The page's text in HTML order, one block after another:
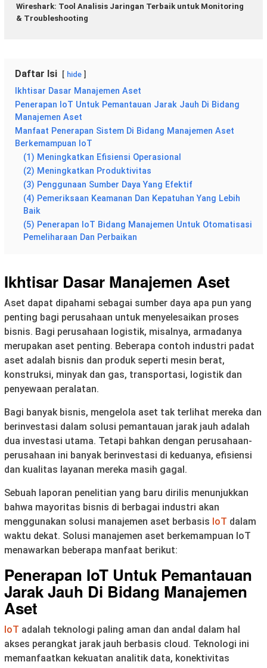
Wireshark: Tool Analisis Jaringan Terbaik untuk Monitoring
& Troubleshooting
Daftar Isi hide
Ikhtisar Dasar Manajemen Aset
Penerapan IoT Untuk Pemantauan Jarak Jauh Di Bidang
Manajemen Aset
Manfaat Penerapan Sistem Di Bidang Manajemen Aset
Berkemampuan IoT
(1) Meningkatkan Efisiensi Operasional
(2) Meningkatkan Produktivitas
(3) Penggunaan Sumber Daya Yang Efektif
(4) Pemeriksaan Keamanan Dan Kepatuhan Yang Lebih
Baik
(5) Penerapan IoT Bidang Manajemen Untuk Otomatisasi
Pemeliharaan Dan Perbaikan
Ikhtisar Dasar Manajemen Aset
Aset dapat dipahami sebagai sumber daya apa pun yang
penting bagi perusahaan untuk menyelesaikan proses
bisnis. Bagi perusahaan logistik, misalnya, armadanya
merupakan aset penting. Beberapa contoh industri padat
aset adalah bisnis dan produk seperti mesin berat,
konstruksi, minyak dan gas, transportasi, logistik dan
penyewaan peralatan.
Bagi banyak bisnis, mengelola aset tak terlihat mereka dan
berinvestasi dalam solusi pemantauan jarak jauh adalah
dua investasi utama. Tetapi bahkan dengan perusahaan-
perusahaan ini banyak berinvestasi di keduanya, efisiensi
dan kualitas layanan mereka masih gagal.
Sebuah laporan penelitian yang baru dirilis menunjukkan
bahwa mayoritas bisnis di berbagai industri akan
menggunakan solusi manajemen aset berbasis IoT dalam
waktu dekat. Solusi manajemen aset berkemampuan IoT
menawarkan beberapa manfaat berikut:
Penerapan IoT Untuk Pemantauan
Jarak Jauh Di Bidang Manajemen
Aset
IoT adalah teknologi paling aman dan andal dalam hal
akses perangkat jarak jauh berbasis cloud. Teknologi ini
memanfaatkan kekuatan analitik data, konektivitas